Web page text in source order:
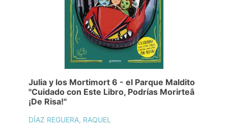
Julia y los Mortimort 6 - el Parque Maldito
"Cuidado con Este Libro, Podrías Morirteâ
¡De Risa!"
DÍAZ REGUERA, RAQUEL